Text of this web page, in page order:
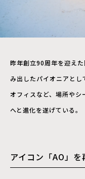
昨年創立90周年を迎え
み出したパイオニアと
オフィスなど、場所やシ
へと進化を遂げている。
アイコン「AO」を